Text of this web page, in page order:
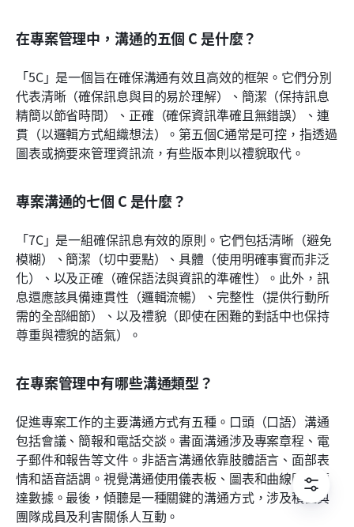
在專案管理中，溝通的五個 C 是什麼？
「5C」是一個旨在確保溝通有效且高效的框架。它們分別
代表清晰（確保訊息與目的易於理解）、簡潔（保持訊息
精簡以節省時間）、正確（確保資訊準確且無錯誤）、連
貫（以邏輯方式組織想法）。第五個C通常是可控，指透過
圖表或摘要來管理資訊流，有些版本則以禮貌取代。
專案溝通的七個 C 是什麼？
「7C」是一組確保訊息有效的原則。它們包括清晰（避免
模糊）、簡潔（切中要點）、具體（使用明確事實而非泛
化）、以及正確（確保語法與資訊的準確性）。此外，訊
息還應該具備連貫性（邏輯流暢）、完整性（提供行動所
需的全部細節）、以及禮貌（即使在困難的對話中也保持
尊重與禮貌的語氣）。
在專案管理中有哪些溝通類型？
促進專案工作的主要溝通方式有五種。口頭（口語）溝通
包括會議、簡報和電話交談。書面溝通涉及專案章程、電
子郵件和報告等文件。非語言溝通依靠肢體語言、面部表
情和語音語調。視覺溝通使用儀表板、圖表和曲線圖來傳
達數據。最後，傾聽是一種關鍵的溝通方式，涉及積極與
團隊成員及利害關係人互動。